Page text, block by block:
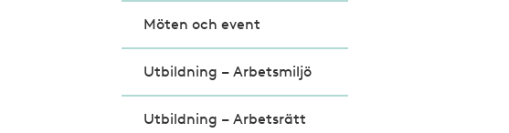
Möten och event
Utbildning – Arbetsmiljö
Utbildning – Arbetsrätt